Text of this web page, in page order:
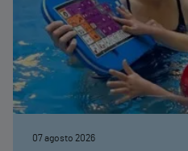
07 agosto 2026